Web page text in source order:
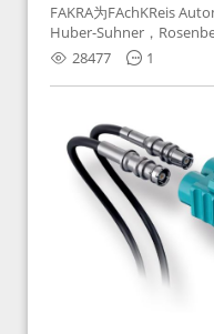
FAKRA为FAchKReis
Huber-Suhner，
Huber-Suhner相关连接
Rosenberger）缩写。
接，如今FAKRA已成为
28477 1